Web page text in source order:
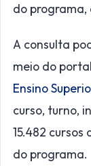
do programa,
A consulta
meio do portal
Ensino
curso, turno,
15.482
do programa.